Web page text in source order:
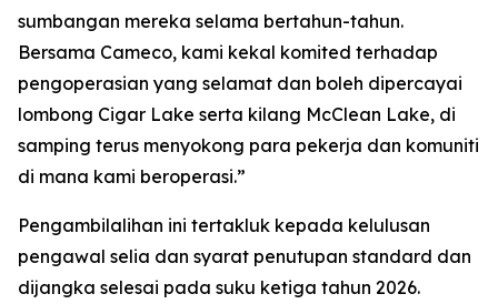
sumbangan mereka selama bertahun-tahun.
Bersama Cameco, kami kekal komited terhadap
pengoperasian yang selamat dan boleh dipercayai
lombong Cigar Lake serta kilang McClean Lake, di
samping terus menyokong para pekerja dan komuniti
di mana kami beroperasi.”
Pengambilalihan ini tertakluk kepada kelulusan
pengawal selia dan syarat penutupan standard dan
dijangka selesai pada suku ketiga tahun 2026.